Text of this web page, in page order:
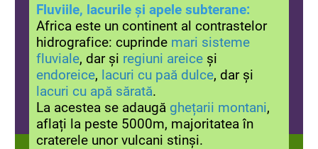
Fluviile, lacurile și apele subterane:
Africa este un continent al contrastelor
hidrografice: cuprinde mari sisteme
fluviale, dar și regiuni areice și
endoreice, lacuri cu paă dulce, dar și
lacuri cu apă sărată.
La acestea se adaugă ghețarii montani,
aflați la peste 5000m, majoritatea în
craterele unor vulcani stinși.